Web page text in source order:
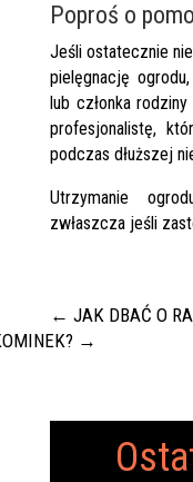
Poproś o
Jeśli ostatecznie
pielęgnację
lub członka
profesjonalistę,
podczas dłuższej
Utrzymanie
zwłaszcza jeśli
← JAK DBAĆ O
→